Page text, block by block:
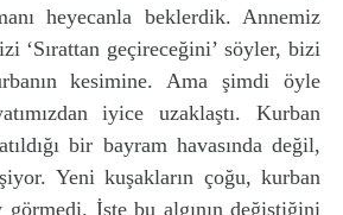
heyecanla beklerdik. Annemiz
‘Sırattan geçireceğini’ söyler, bizi
kesimine. Ama şimdi öyle
iyice uzaklaştı. Kurban
bir bayram havasında değil,
Yeni kuşakların çoğu, kurban
İşte bu algının değiştiğini